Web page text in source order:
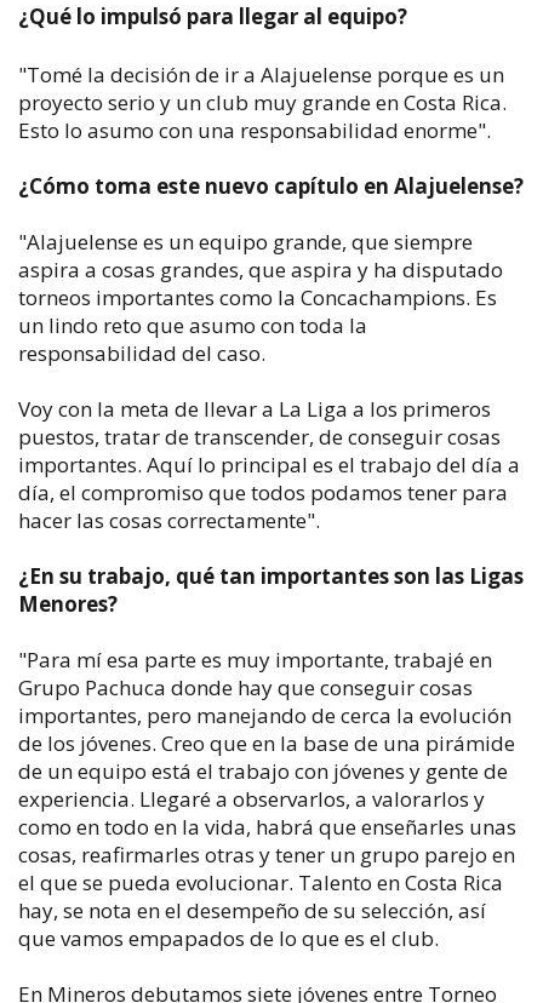
¿Qué lo impulsó para llegar al equipo?
"Tomé la decisión de ir a Alajuelense porque es un
proyecto serio y un club muy grande en Costa Rica.
Esto lo asumo con una responsabilidad enorme".
¿Cómo toma este nuevo capítulo en Alajuelense?
"Alajuelense es un equipo grande, que siempre
aspira a cosas grandes, que aspira y ha disputado
torneos importantes como la Concachampions. Es
un lindo reto que asumo con toda la
responsabilidad del caso.
Voy con la meta de llevar a La Liga a los primeros
puestos, tratar de transcender, de conseguir cosas
importantes. Aquí lo principal es el trabajo del día a
día, el compromiso que todos podamos tener para
hacer las cosas correctamente".
¿En su trabajo, qué tan importantes son las Ligas
Menores?
"Para mí esa parte es muy importante, trabajé en
Grupo Pachuca donde hay que conseguir cosas
importantes, pero manejando de cerca la evolución
de los jóvenes. Creo que en la base de una pirámide
de un equipo está el trabajo con jóvenes y gente de
experiencia. Llegaré a observarlos, a valorarlos y
como en todo en la vida, habrá que enseñarles unas
cosas, reafirmarles otras y tener un grupo parejo en
el que se pueda evolucionar. Talento en Costa Rica
hay, se nota en el desempeño de su selección, así
que vamos empapados de lo que es el club.
En Mineros debutamos siete jóvenes entre Torneo